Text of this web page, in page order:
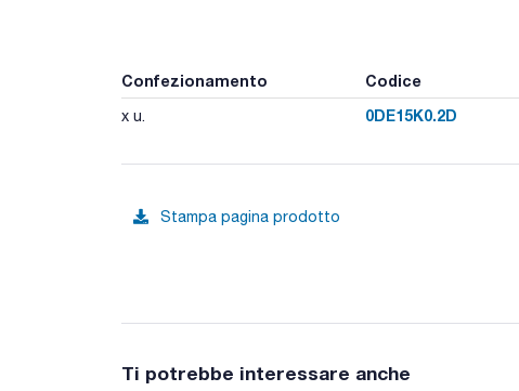
Confezionamento Codice
x u. 0DE15K0.2D
Stampa pagina prodotto
Ti potrebbe interessare anche